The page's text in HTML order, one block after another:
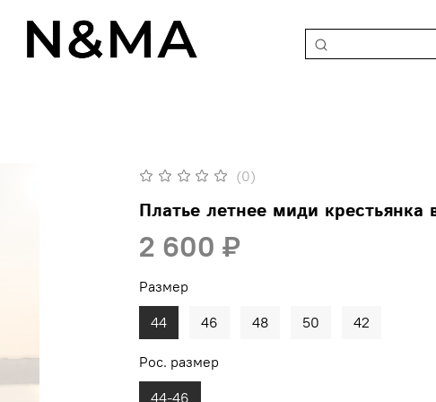
(0)
Платье летнее миди крестьянка
2 600 ₽
Размер
44 46 48 50 42
Рос. размер
44-46